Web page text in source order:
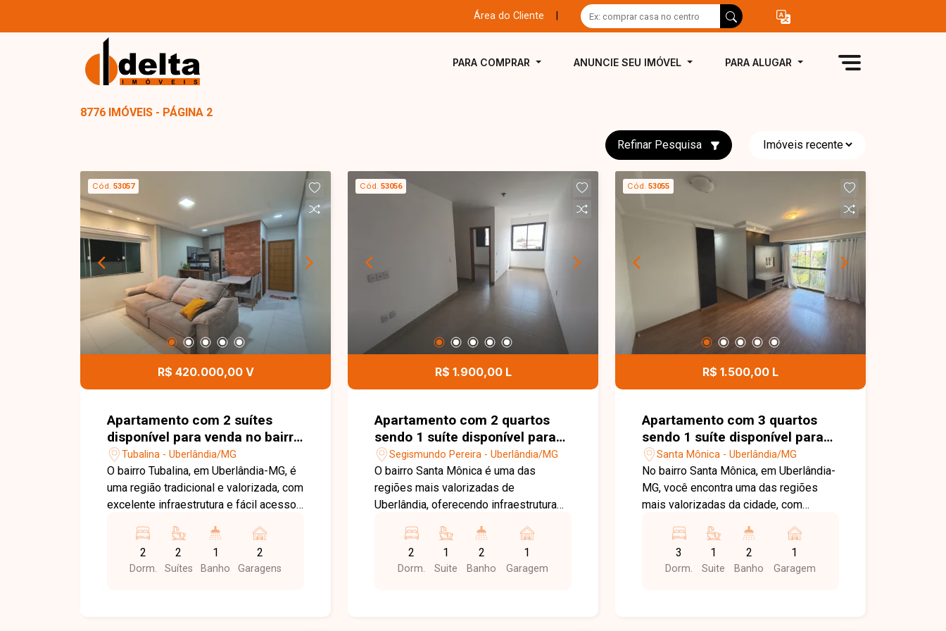
Área do Cliente
PARA COMPRAR ANUNCIE SEU IMÓVEL PARA ALUGAR
8776 IMÓVEIS - PÁGINA 2
Refinar Pesquisa
Cód. 53057
R$ 420.000,00 V
Apartamento com 2 suítes
disponível para venda no bairro
Tubalina em Uberlândia-MG
Tubalina - Uberlândia/MG
O bairro Tubalina, em Uberlândia-MG, é
uma região tradicional e valorizada, com
excelente infraestrutura e fácil acesso
supermercados, escolas, farmácias,
restaurantes e diversos comércios,
oferece praticidade, conforto e
2
Dorm.
2
Suítes
1
Banho
2
Garagens
Cód. 53056
R$ 1.900,00 L
Apartamento com 2 quartos
sendo 1 suíte disponível para
locação no bairro Santa
Mônica em Uberlândia-MG
Segismundo Pereira - Uberlândia/MG
O bairro Santa Mônica é uma das
regiões mais valorizadas de
Uberlândia, oferecendo infraestrutura
avenidas da cidade e proximidade com
supermercados, universidades,
escolas, farmácias, restaurantes,
2
Dorm.
1
Suite
2
Banho
1
Garagem
Cód. 53055
R$ 1.500,00 L
Apartamento com 3 quartos
sendo 1 suíte disponível para
locação no bairro Santa
Mônica em Uberlândia-MG
Santa Mônica - Uberlândia/MG
No bairro Santa Mônica, em Uberlândia-
MG, você encontra uma das regiões
mais valorizadas da cidade, com
às principais avenidas, além de estar
próximo à UFU, supermercados,
escolas, farmácias, restaurantes e
3
Dorm.
1
Suite
2
Banho
1
Garagem